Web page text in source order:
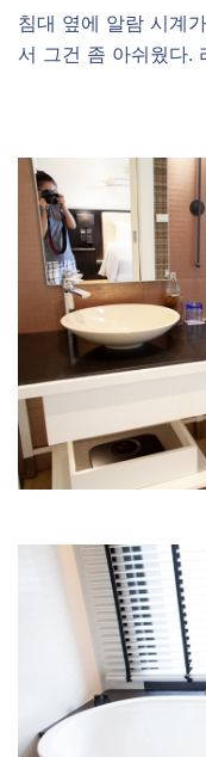
침대 옆에 알람 시계
서 그건 좀 아쉬웠다.